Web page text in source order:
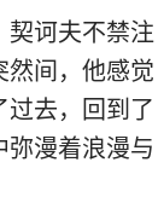
诃夫不禁注
然间，他感觉
去，回到了
漫着浪漫与